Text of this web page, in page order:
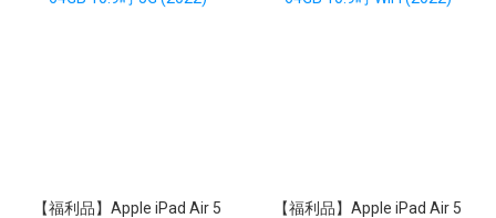
【福利品】Apple iPad Air 5
【福利品】Apple iPad Air 5